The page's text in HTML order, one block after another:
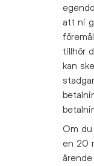
att ni
tillhör
kan
Om du
en 20